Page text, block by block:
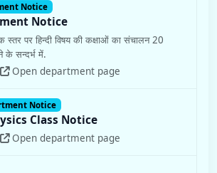
Notice
Class Notice
Open department page
अंग्रेजी, भूगोल, प्राचीन इतिहास,
व वनस्पति विज्ञान विषयों में परास्नातक स्तर
प्रवेश-वेबसाइट पुनः खोली जा रही है।